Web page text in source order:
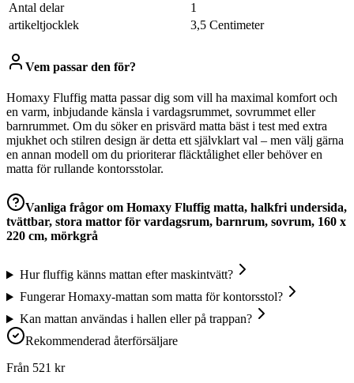
Antal delar
1
artikeltjocklek
3,5 Centimeter
Vem passar den för?
Homaxy Fluffig matta passar dig som vill ha maximal komfort och
en varm, inbjudande känsla i vardagsrummet, sovrummet eller
barnrummet. Om du söker en prisvärd matta bäst i test med extra
mjukhet och stilren design är detta ett självklart val – men välj gärna
en annan modell om du prioriterar fläcktålighet eller behöver en
matta för rullande kontorsstolar.
Vanliga frågor om Homaxy Fluffig matta, halkfri undersida,
tvättbar, stora mattor för vardagsrum, barnrum, sovrum, 160 x
220 cm, mörkgrå
Hur fluffig känns mattan efter maskintvätt?
Fungerar Homaxy-mattan som matta för kontorsstol?
Kan mattan användas i hallen eller på trappan?
Rekommenderad återförsäljare
Från 521 kr